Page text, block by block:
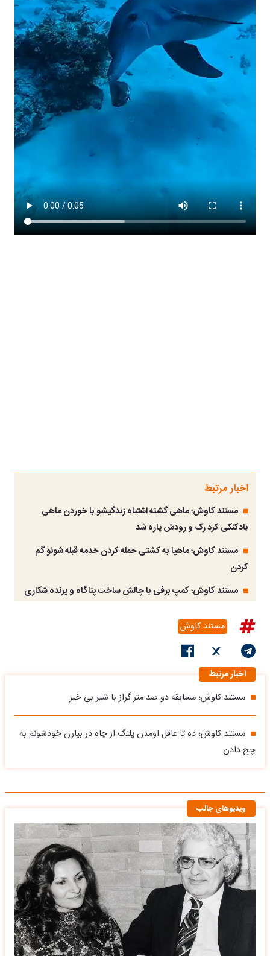
اخبار مرتبط
مستند کاوش؛ ماهی گشنه اشتباه زندگیشو با خوردن ماهی
بادکنکی کرد رک و رودش پاره شد
مستند کاوش؛ ماهیا به کشتی حمله کردن خدمه قبله شونو گم
کردن
مستند کاوش؛ کمپ برفی با چالش ساخت پناگاه و پرنده شکاری
مستند کاوش
اخبار مرتبط
مستند کاوش؛ مسابقه دو صد متر گراز با شیر بی خبر
مستند کاوش؛ ده تا عاقل اومدن پلنگ از چاه در بیارن خودشونم به
چخ دادن
ویدیوهای جالب